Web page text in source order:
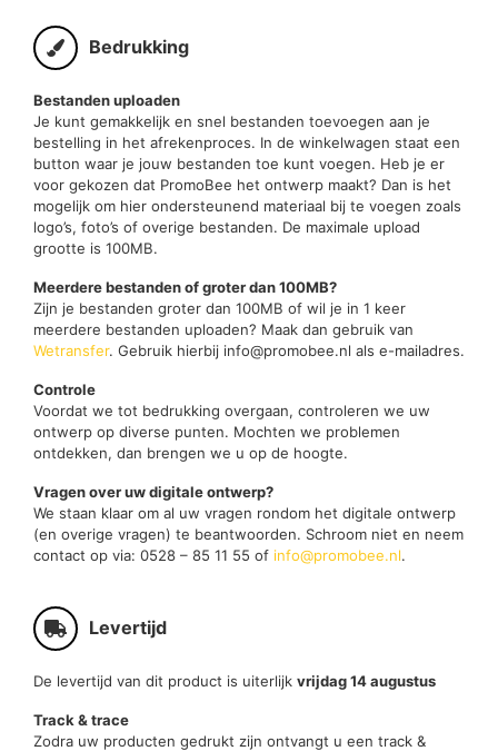
Bedrukking
Bestanden uploaden
Je kunt gemakkelijk en snel bestanden toevoegen aan je
bestelling in het afrekenproces. In de winkelwagen staat een
button waar je jouw bestanden toe kunt voegen. Heb je er
voor gekozen dat PromoBee het ontwerp maakt? Dan is het
mogelijk om hier ondersteunend materiaal bij te voegen zoals
logo’s, foto’s of overige bestanden. De maximale upload
grootte is 100MB.
Meerdere bestanden of groter dan 100MB?
Zijn je bestanden groter dan 100MB of wil je in 1 keer
meerdere bestanden uploaden? Maak dan gebruik van
Wetransfer. Gebruik hierbij info@promobee.nl als e-mailadres.
Controle
Voordat we tot bedrukking overgaan, controleren we uw
ontwerp op diverse punten. Mochten we problemen
ontdekken, dan brengen we u op de hoogte.
Vragen over uw digitale ontwerp?
We staan klaar om al uw vragen rondom het digitale ontwerp
(en overige vragen) te beantwoorden. Schroom niet en neem
contact op via: 0528 – 85 11 55 of info@promobee.nl.
Levertijd
De levertijd van dit product is uiterlijk vrijdag 14 augustus
Track & trace
Zodra uw producten gedrukt zijn ontvangt u een track &